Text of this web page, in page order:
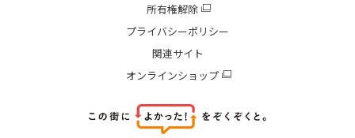
所有権解除
プライバシーポリシー
関連サイト
オンラインショップ